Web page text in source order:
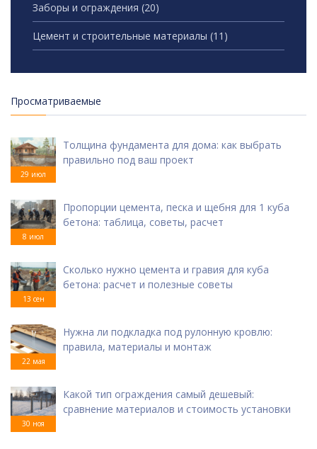
Заборы и ограждения (20)
Цемент и строительные материалы (11)
Просматриваемые
29 июл
Толщина фундамента для дома: как выбрать
правильно под ваш проект
8 июл
Пропорции цемента, песка и щебня для 1 куба
бетона: таблица, советы, расчет
13 сен
Сколько нужно цемента и гравия для куба
бетона: расчет и полезные советы
22 мая
Нужна ли подкладка под рулонную кровлю:
правила, материалы и монтаж
30 ноя
Какой тип ограждения самый дешевый:
сравнение материалов и стоимость установки